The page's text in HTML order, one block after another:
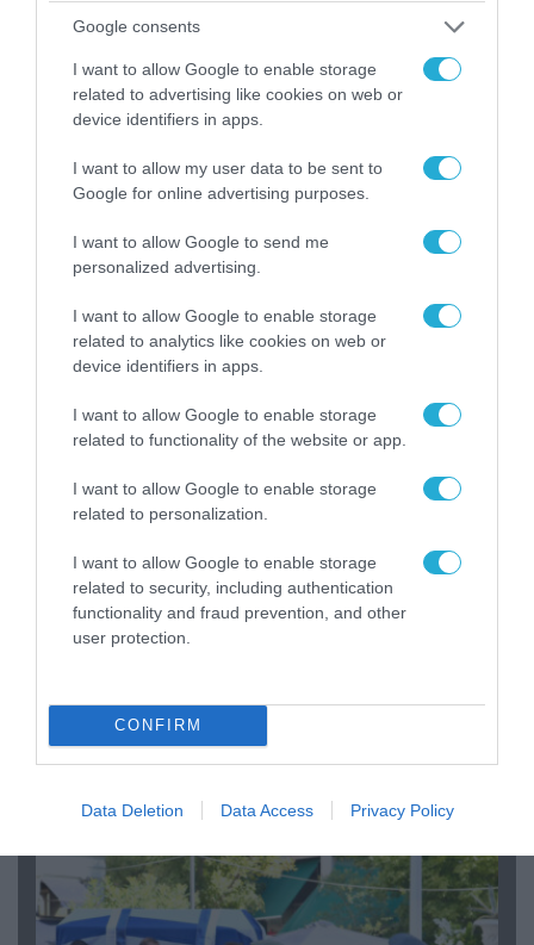
Google consents
I want to allow Google to enable storage
related to advertising like cookies on web or
device identifiers in apps.
I want to allow my user data to be sent to
Google for online advertising purposes.
I want to allow Google to send me
personalized advertising.
I want to allow Google to enable storage
related to analytics like cookies on web or
device identifiers in apps.
I want to allow Google to enable storage
related to functionality of the website or app.
I want to allow Google to enable storage
related to personalization.
I want to allow Google to enable storage
related to security, including authentication
functionality and fraud prevention, and other
user protection.
CONFIRM
Data Deletion Data Access Privacy Policy
06.08.2026 | 14:02
«Επιχείρηση ελεύθερα πεζοδρόμια» στην
Αθήνα: Απομακρύνθηκαν παράνομα
αντικείμενα από κοινόχρηστους χώρους
06.08.2026 | 09:03
«Οι εντελώς αθώοι»: Η ανάρτηση του Αρκά για
τα ζώα που χάθηκαν στις πυρκαγιές της